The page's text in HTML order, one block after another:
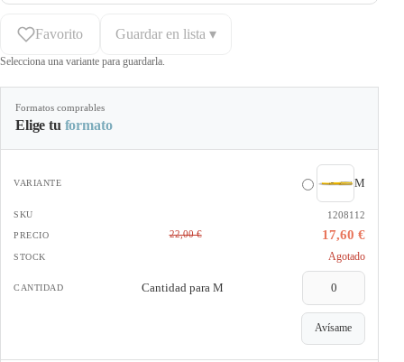
Favorito Guardar en lista ▾
Selecciona una variante para guardarla.
Formatos comprables
Elige tu formato
M
1208112
22,00 €
17,60 €
Agotado
Cantidad para M
Avísame